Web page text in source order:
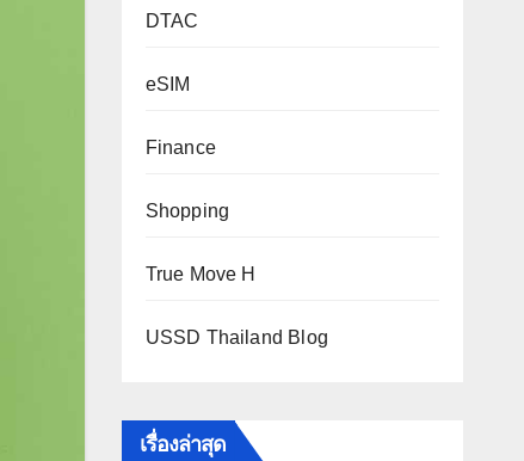
DTAC
eSIM
Finance
Shopping
True Move H
USSD Thailand Blog
เรื่องล่าสุด